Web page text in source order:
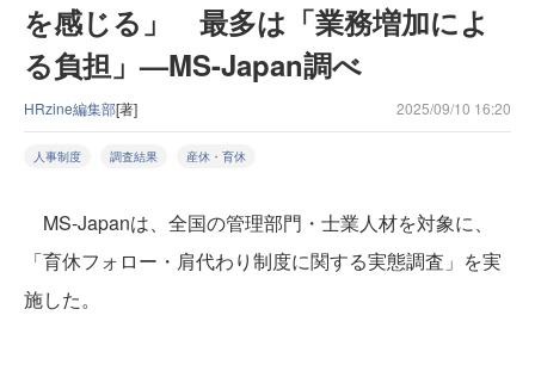
を感じる」 最多は「業務増加によ
る負担」—MS-Japan調べ
HRzine編集部[著] 2025/09/10 16:20
人事制度 調査結果 産休・育休
MS-Japanは、全国の管理部門・士業人材を対象に、
「育休フォロー・肩代わり制度に関する実態調査」を実
施した。